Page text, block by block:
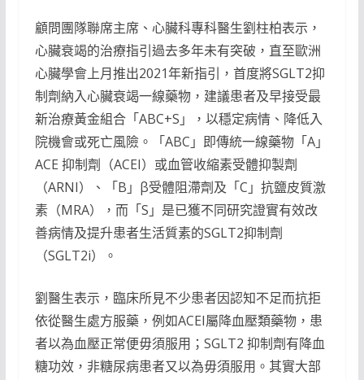
顧問團隊聯席主席、心臟科專科醫生劉柱柏表示，
心臟衰竭的治療指引過去多年未有突破，直至歐洲
心臟學會上月推出2021年新指引，首度將SGLT2抑
制劑納入心臟衰竭一線藥物，建議患者及早接受最
新治療黃金組合「ABC+S」，以穩定病情、降低入
院機會或死亡風險。「ABC」即傳統一線藥物「A」
ACE 抑制劑（ACEI）或血管收縮素受體抑製劑
（ARNI）、「B」β受體阻滯劑及「C」抗鹽皮質激
素（MRA），而「S」是已獲不同研究證實有效改
善病情及提升患者生活質素的SGLT2抑制劑
（SGLT2i）。
劉醫生表示，臨床所見不少患者因認知不足而抗拒
依從醫生處方服藥，例如ACEI屬降血壓類藥物，患
者以為血壓正常便毋須服用；SGLT2 抑制劑有降血
糖功效，非糖尿病患者又以為毋須服用。其實大部